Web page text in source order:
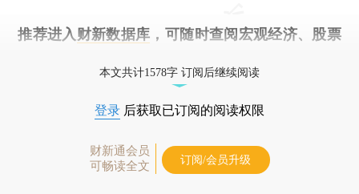
推荐进入 财新数据库 ，可随时查阅宏观经济、股票
本文共计1578字 订阅后继续阅读
登录 后获取已订阅的阅读权限
财新通会员
可畅读全文
订阅/会员升级